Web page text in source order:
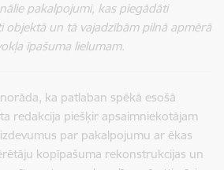
pakalpojumi, kas piegādāti
objektā un tā vajadzībām pilnā apmērā
īpašuma lielumam.
ka patlaban spēkā esošā
redakcija piešķir apsaimniekotājam
par pakalpojumu ar ēkas
kopīpašuma rekonstrukcijas un